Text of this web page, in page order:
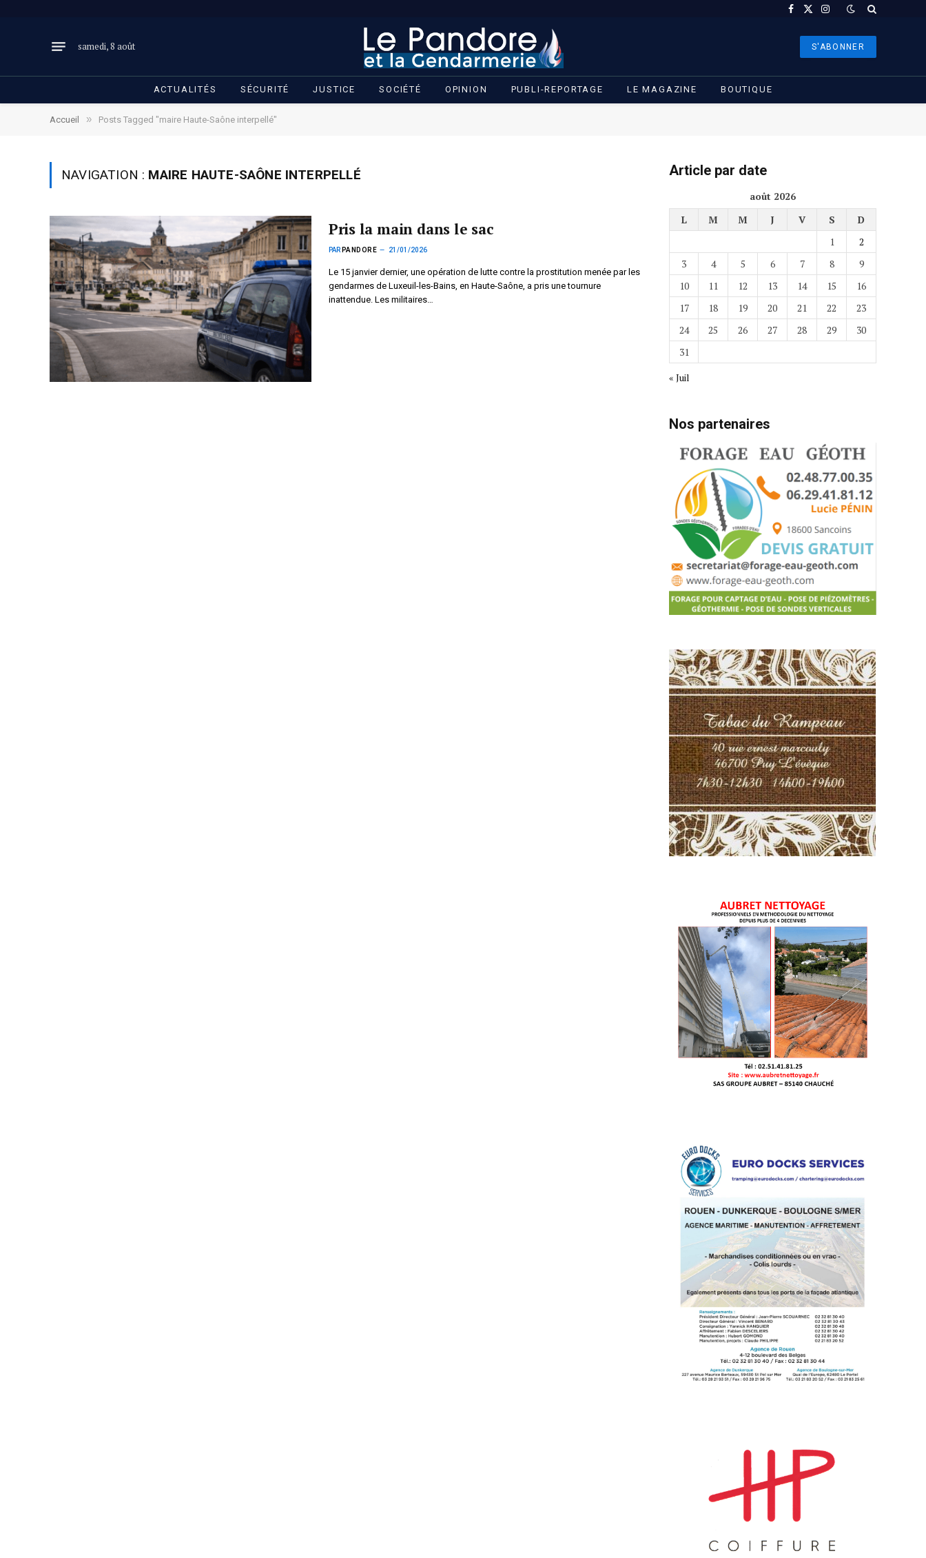
Facebook
X
Instagram
samedi, 8 août S'ABONNER
ACTUALITÉS SÉCURITÉ JUSTICE SOCIÉTÉ OPINION PUBLI-REPORTAGE LE MAGAZINE BOUTIQUE
Accueil » Posts Tagged "maire Haute-Saône interpellé"
NAVIGATION : MAIRE HAUTE-SAÔNE INTERPELLÉ
Pris la main dans le sac
PAR PANDORE 21/01/2026
Le 15 janvier dernier, une opération de lutte contre la prostitution menée par les
gendarmes de Luxeuil-les-Bains, en Haute-Saône, a pris une tournure
inattendue. Les militaires…
Article par date
août 2026
L
M M J V S
D
1
2
3
4 5 6 7 8
9
10
11 12 13 14 15
16
17
18 19 20 21 22
23
24
25 26 27 28 29
30
31
« Juil
Nos partenaires